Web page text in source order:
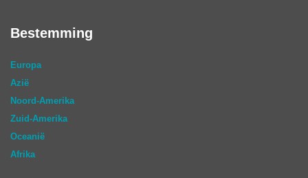
Bestemming
Europa
Azië
Noord-Amerika
Zuid-Amerika
Oceanië
Afrika